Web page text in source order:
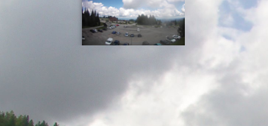
Zirbenlift 2 –
Karawanken